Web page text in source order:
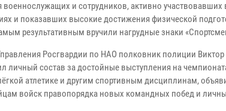
военнослужащих и сотрудников, активно участвовавших
и показавших высокие достижения физической
результативным вручили нагрудные знаки
Росгвардии по НАО полковник полиции
личный состав за достойные выступления на
атлетике и другим спортивным дисциплинам,
войск правопорядка новых командных побед и